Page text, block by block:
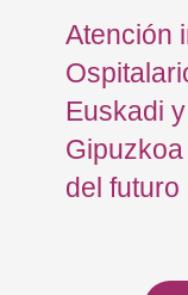
Atención
Euskadi
del